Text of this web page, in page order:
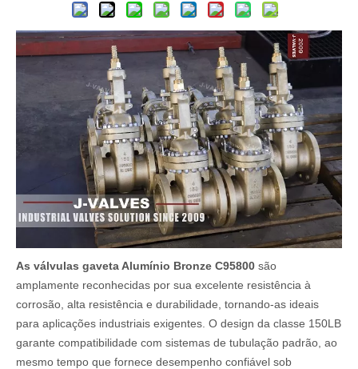
As válvulas gaveta Alumínio Bronze C95800 são
amplamente reconhecidas por sua excelente resistência à
corrosão, alta resistência e durabilidade, tornando-as ideais
para aplicações industriais exigentes. O design da classe 150LB
garante compatibilidade com sistemas de tubulação padrão, ao
mesmo tempo que fornece desempenho confiável sob